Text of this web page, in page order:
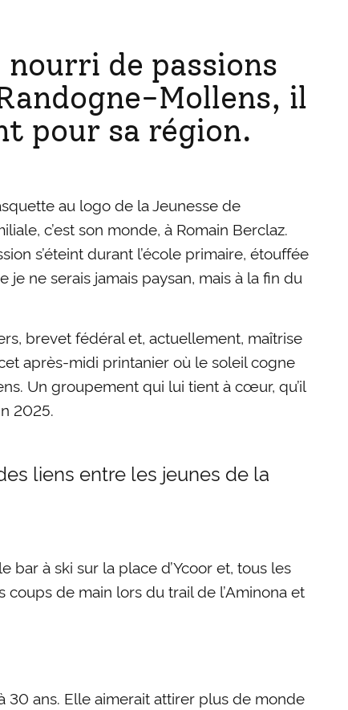
de passions
Mollens, il
pour sa région.
au logo de la Jeunesse de
c’est son monde, à Romain Berclaz.
s’éteint durant l’école primaire, étouffée
ne serais jamais paysan, mais à la fin du
brevet fédéral et, actuellement, maîtrise
après-midi printanier où le soleil cogne
Un groupement qui lui tient à cœur, qu’il
2025.
liens entre les jeunes de la
à ski sur la place d’Ycoor et, tous les
de main lors du trail de l’Aminona et
30 ans. Elle aimerait attirer plus de monde